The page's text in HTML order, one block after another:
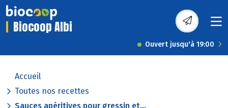
Biocoop Albi
Ouvert jusqu'à 19:00
Accueil
Toutes nos recettes
Sauces apéritives pour gressin et...